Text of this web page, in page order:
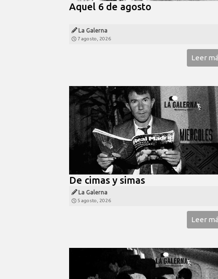
Aquel 6 de agosto
La Galerna
7 agosto, 2026
Leer
De cimas y simas
La Galerna
5 agosto, 2026
Leer